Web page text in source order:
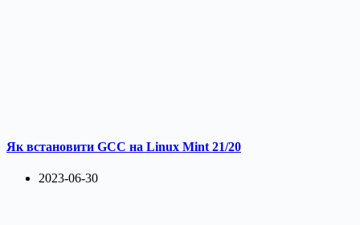
Як встановити GCC на Linux Mint 21/20
2023-06-30